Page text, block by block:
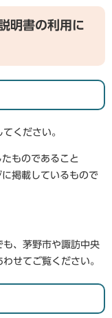
明書の利用に
ください。
ものであること
掲載しているもので
、茅野市や諏訪中央
せてご覧ください。